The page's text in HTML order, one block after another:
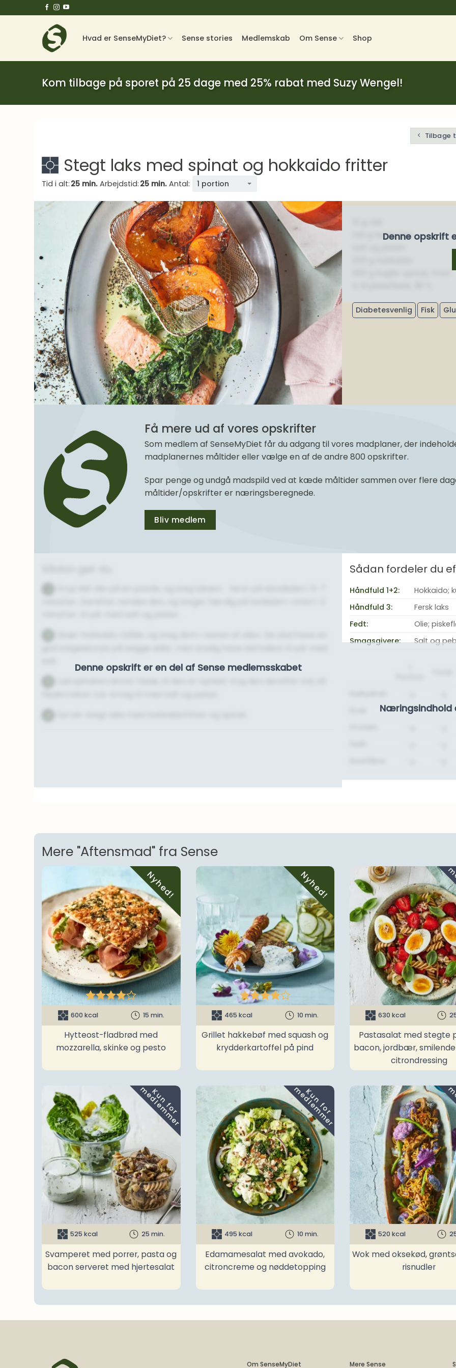
til
Hvad er SenseMyDiet? Sense stories Medlemskab Om Sense Shop
Kom tilbage på sporet på 25 dage med 25% rabat med Suzy Wengel!
Tilbage
Stegt laks med spinat og hokkaido fritter
Tid i alt: 25 min. Arbejdstid: 25 min. Antal: 1 portion
Denne opskrift
140 g fersk laks
Diabetesvenlig Fisk
Få mere ud af vores opskrifter
Som medlem af SenseMyDiet får du adgang til vores madplaner, der
madplanernes måltider eller vælge en af de andre 800 opskrifter.
Spar penge og undgå madspild ved at kæde måltider sammen over flere
måltider/opskrifter er næringsberegnede.
Bliv medlem
Denne opskrift er en del af Sense medlemsskabet
Sådan fordeler du
Håndfuld 1+2:
Hokkaido;
Håndfuld 3:
Fersk laks
Fedt:
Olie;
Smagsgivere:
Salt og
Næringsindhold
-
-
Mere "Aftensmad" fra Sense
Nyhed!

600 kcal 15 min.
Hytteost-fladbrød med
mozzarella, skinke og pesto
Nyhed!

465 kcal 10 min.
Grillet hakkebøf med squash og
krydderkartoffel på pind
630 kcal
Pastasalat med stegte
bacon, jordbær,
citrondressing
K
u
n
f
o
r
m
e
d
l
e
m
m
e
r
525 kcal 25 min.
Svamperet med porrer, pasta og
bacon serveret med hjertesalat
K
u
n
f
o
r
m
e
d
l
e
m
m
e
r
495 kcal 10 min.
Edamamesalat med avokado,
citroncreme og nøddetopping
520 kcal
Wok med oksekød,
risnudler
Om SenseMyDiet Mere Sense